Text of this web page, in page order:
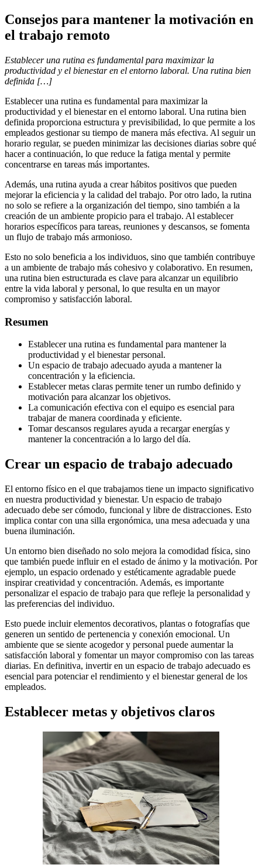
Consejos para mantener la motivación en
el trabajo remoto
Establecer una rutina es fundamental para maximizar la
productividad y el bienestar en el entorno laboral. Una rutina bien
definida […]
Establecer una rutina es fundamental para maximizar la
productividad y el bienestar en el entorno laboral. Una rutina bien
definida proporciona estructura y previsibilidad, lo que permite a los
empleados gestionar su tiempo de manera más efectiva. Al seguir un
horario regular, se pueden minimizar las decisiones diarias sobre qué
hacer a continuación, lo que reduce la fatiga mental y permite
concentrarse en tareas más importantes.
Además, una rutina ayuda a crear hábitos positivos que pueden
mejorar la eficiencia y la calidad del trabajo. Por otro lado, la rutina
no solo se refiere a la organización del tiempo, sino también a la
creación de un ambiente propicio para el trabajo. Al establecer
horarios específicos para tareas, reuniones y descansos, se fomenta
un flujo de trabajo más armonioso.
Esto no solo beneficia a los individuos, sino que también contribuye
a un ambiente de trabajo más cohesivo y colaborativo. En resumen,
una rutina bien estructurada es clave para alcanzar un equilibrio
entre la vida laboral y personal, lo que resulta en un mayor
compromiso y satisfacción laboral.
Resumen
Establecer una rutina es fundamental para mantener la
productividad y el bienestar personal.
Un espacio de trabajo adecuado ayuda a mantener la
concentración y la eficiencia.
Establecer metas claras permite tener un rumbo definido y
motivación para alcanzar los objetivos.
La comunicación efectiva con el equipo es esencial para
trabajar de manera coordinada y eficiente.
Tomar descansos regulares ayuda a recargar energías y
mantener la concentración a lo largo del día.
Crear un espacio de trabajo adecuado
El entorno físico en el que trabajamos tiene un impacto significativo
en nuestra productividad y bienestar. Un espacio de trabajo
adecuado debe ser cómodo, funcional y libre de distracciones. Esto
implica contar con una silla ergonómica, una mesa adecuada y una
buena iluminación.
Un entorno bien diseñado no solo mejora la comodidad física, sino
que también puede influir en el estado de ánimo y la motivación. Por
ejemplo, un espacio ordenado y estéticamente agradable puede
inspirar creatividad y concentración. Además, es importante
personalizar el espacio de trabajo para que refleje la personalidad y
las preferencias del individuo.
Esto puede incluir elementos decorativos, plantas o fotografías que
generen un sentido de pertenencia y conexión emocional. Un
ambiente que se siente acogedor y personal puede aumentar la
satisfacción laboral y fomentar un mayor compromiso con las tareas
diarias. En definitiva, invertir en un espacio de trabajo adecuado es
esencial para potenciar el rendimiento y el bienestar general de los
empleados.
Establecer metas y objetivos claros